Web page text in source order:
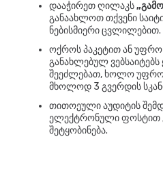
დააჭირეთ ღილაკს
განაახლოთ თქვენი
ნებისმიერი ცვლილებით.
ოქროს პაკეტით ან
განახლებულ
შეეძლებათ, ხოლო უფრო
მხოლოდ 3 გვერდის
თითოეული აუდიტის
ელექტრონული ფოსტით
შეტყობინება.